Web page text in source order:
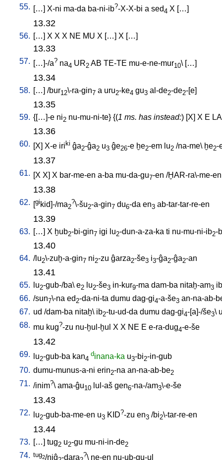
55. […] X-ni ma-da ba-ni-ib?-X-X-bi a sed4 X […]
13.32
56. […] X X X NE MU X […] X […]
13.33
57. […]-/a? na4 UR2 AB TE-TE mu-e-ne-mur10\ […]
13.34
58. […] /bur12\-ra-gin7 a uru2-ke4 gu3 al-de2-de2-[e]
13.35
59. {[…]-e ni2 nu-mu-ni-te} {(1 ms. has instead:) [X] X E
13.36
60. [X] X-e iriki ĝa2-ĝa2 u3 ĝe26-e ḫe2-em lu2 /na-me\ ḫe2-
13.37
61. [X X] X bar-me-en a-ba mu-da-gu7-en /ḪAR-ra\-me-en
13.38
62. [gi kid]-/ma2
?\-šu2-a-gin7 du6-da en3 ab-tar-tar-re-en
13.39
63. […] X ḫub2-bi-gin7 igi lu2-dun-a-za-ka ti nu-mu-ni-ib2-
13.40
64. /lu2\-zuḫ-a-gin7 ni2-zu ĝarza2-še3 i3-ĝa2-ĝa2-an
13.41
65. lu2-gub-/ba\ e2 lu2-še3 in-kur9-ma dam-ba nitaḫ-am3 ib
66. /sun7\-na ed 2-da-ni-ta dumu dag-gi4-a-še3 an-na-ab-
67. ud /dam-ba nitaḫ\ ib2-tu-ud-da dumu dag-gi4-[a]-/še3\ u
68. mu kug?-zu nu-ḫul-ḫul X X NE E e-ra-dug4-e-še
13.42
69. lu2-gub-ba kan4
dinana-ka u3-bi2-in-gub
70. dumu-munus-a-ni erin2-na an-na-ab-be2
71. /inim?\ ama-ĝu10 lul-aš gen6-na-/am3\-e-še
13.43
72. lu2-gub-ba-me-en u3 KID?-zu en3 /bi2\-tar-re-en
13.44
73. […] tug2 u2-gu mu-ni-in-de2
74. tug2/niĝ -dara ?\ ne-en nu-ub-gu-ul